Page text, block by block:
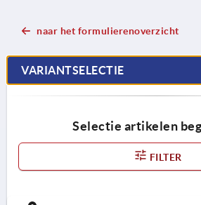
naar het formulierenoverzicht
VARIANTSELECTIE
Selectie artikelen
FILTER